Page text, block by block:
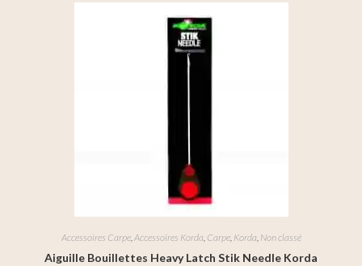
Accessoires Carpe, Accessoires Korda Carpe, Korda Non classé
Aiguille Bouillettes Heavy Latch Stik Needle Korda